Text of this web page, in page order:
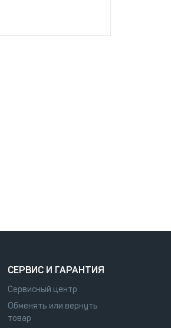
СЕРВИС И ГАРАНТИЯ
Сервисный центр
Обменять или вернуть
товар